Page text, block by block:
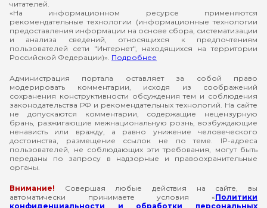
читателей.
«На информационном ресурсе применяются
рекомендательные технологии (информационные технологии
предоставления информации на основе сбора, систематизации
и анализа сведений, относящихся к предпочтениям
пользователей сети "Интернет", находящихся на территории
Российской Федерации)». Подробнее
Администрация портала оставляет за собой право
модерировать комментарии, исходя из соображений
сохранения конструктивности обсуждения тем и соблюдения
законодательства РФ и рекомендательных технологий. На сайте
не допускаются комментарии, содержащие нецензурную
брань, разжигающие межнациональную рознь, возбуждающие
ненависть или вражду, а равно унижение человеческого
достоинства, размещение ссылок не по теме. IP-адреса
пользователей, не соблюдающих эти требования, могут быть
переданы по запросу в надзорные и правоохранительные
органы.
Внимание! Совершая любые действия на сайте, вы
автоматически принимаете условия «Политики
конфиденциальности и обработки персональных